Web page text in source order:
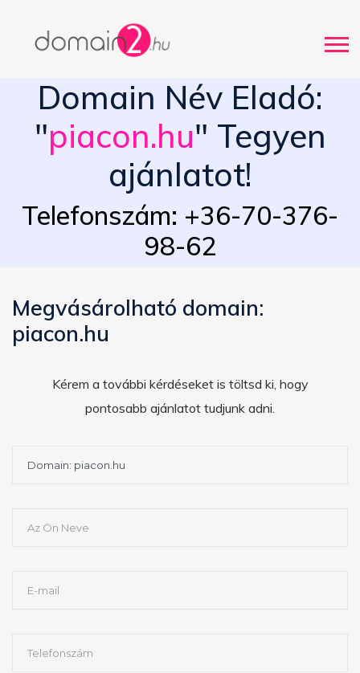
Domain Név Eladó:
"piacon.hu" Tegyen
ajánlatot!
Telefonszám: +36-70-376-
98-62
Megvásárolható domain:
piacon.hu
Kérem a további kérdéseket is töltsd ki, hogy
pontosabb ajánlatot tudjunk adni.